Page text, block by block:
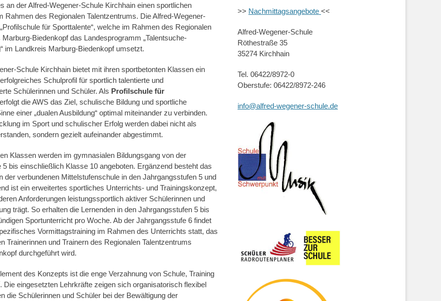
an der Alfred-Wegener-Schule Kirchhain einen sportlichen
Rahmen des Regionalen Talentzentrums. Die Alfred-Wegener-
für Sporttalente“, welche im Rahmen des Regionalen
Marburg-Biedenkopf das Landespro­gramm „Talentsuche-
im Landkreis Marburg-Biedenkopf umsetzt.
Schule Kirchhain bietet mit ihren sportbetonten Klassen ein
Schulprofil für sportlich talentierte und
Schülerinnen und Schüler. Als Profilschule für
die AWS das Ziel, schulische Bildung und sportliche
einer „dualen Ausbildung“ optimal miteinander zu verbinden.
im Sport und schulischer Erfolg werden dabei nicht als
sondern gezielt aufeinander abgestimmt.
Klassen werden im gymnasialen Bildungsgang von der
5 bis einschließlich Klasse 10 angeboten. Ergänzend besteht das
der verbundenen Mittelstufenschule in den Jahrgangsstufen 5 und
ist ein erweitertes sportliches Unterrichts- und Trainingskonzept,
Anforderungen leistungssportlich aktiver Schülerinnen und
trägt. So erhalten die Lernenden in den Jahrgangsstufen 5 bis
Sportunterricht pro Woche. Ab der Jahrgangsstufe 6 findet
Vormittagstraining im Rahmen des Unterrichts statt, das
Trainerinnen und Trainern des Regionalen Talentzentrums
durchgeführt wird.
des Konzepts ist die enge Verzahnung von Schule, Training
Die eingesetzten Lehrkräfte zeigen sich organisatorisch flexibel
die Schülerinnen und Schüler bei der Bewältigung der
>> Nachmittagsangebote <<
Alfred-Wegener-Schule
Röthestraße 35
35274 Kirchhain
Tel. 06422/8972-0
Oberstufe: 06422/8972-246
info@alfred-wegener-schule.de